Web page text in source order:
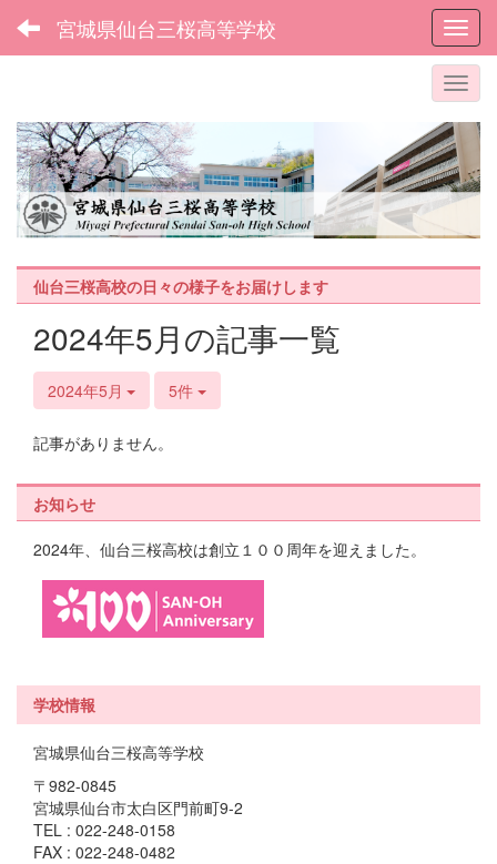
宮城県仙台三桜高等学校
仙台三桜高校の日々の様子をお届けします
2024年5月の記事一覧
2024年5月 5件
記事がありません。
お知らせ
2024年、仙台三桜高校は創立１００周年を迎えました。
学校情報
宮城県仙台三桜高等学校
〒982-0845
宮城県仙台市太白区門前町9-2
TEL : 022-248-0158
FAX : 022-248-0482